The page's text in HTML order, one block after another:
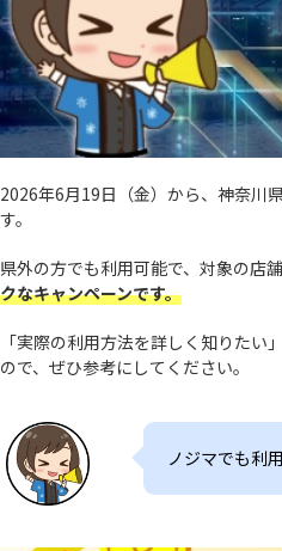
2026年6月19日（金）から、神奈川
す。
県外の方でも利用可能で、対象の店
クなキャンペーンです。
「実際の利用方法を詳しく知りた
ので、ぜひ参考にしてください。
ノジマでも利